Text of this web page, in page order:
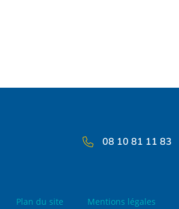
08 10 81 11 83
Plan du site Mentions légales